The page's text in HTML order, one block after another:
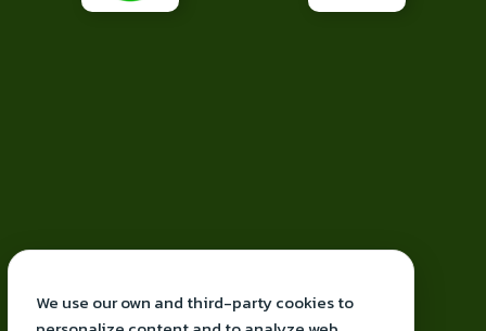
We use our own and third-party cookies to